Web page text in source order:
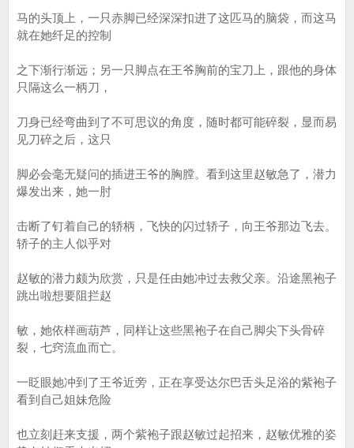
马的头顶上，一只赤脚已经深深扣进了这匹马的脑袋，而这马
就在她纤足的控制
之下渐行渐远；另一只脚点在王爷胸前的宝刀上，跟他的身体
只隔这么一柄刀，
刀身已经弯曲到了不可思议的角度，随时都可能碎裂，显而易
见刀碎之后，这只
脚必会毫无疑问的插进王爷的胸膛。看到这里赵敏急了，潜力
爆发出来，她一肘
击断了钉着自己的轿柄，飞快的闪过轿子，向王爷那边飞去。
轿子的主人似乎对
赵敏的潜力颇为欣赏，只是任由她冲过去救父亲。沿途黑袍子
跳出啦想要阻拦赵
敏，她依样画葫芦，同样让这些黑袍子在自己脚尖下头骨碎
裂，七窍流血而亡。
一眨眼她冲到了王爷近旁，正在享受达尔巴舌头足浴的紫袍子
看到自己姐妹危险
也立刻赶来支援，两个紫袍子跟赵敏过起招来，赵敏优雅的姿